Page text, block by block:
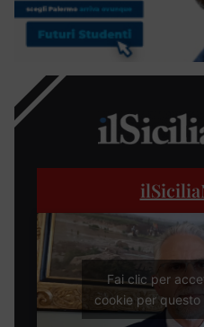
Fai clic per
cookie per questo